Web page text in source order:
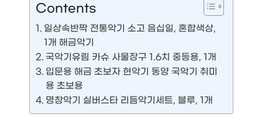
Contents
일상속반짝 전통악기 소고 음십일, 혼합색상,
1개 해금악기
국악기유림 카슈 사물장구 1.6치 중등용, 1개
입문용 해금 초보자 현악기 동양 국악기 취미
용 초보용
명창악기 실버스타 리듬악기세트, 블루, 1개